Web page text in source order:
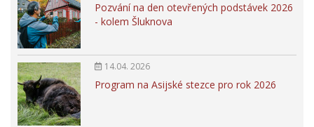
Pozvání na den otevřených podstávek 2026
- kolem Šluknova
14.04. 2026
Program na Asijské stezce pro rok 2026